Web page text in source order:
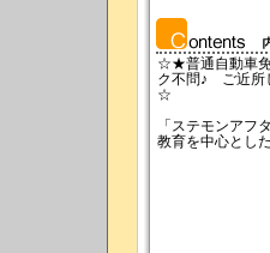
☆★普通自動車免
ク不問♪ ご近所
☆
「ステモンアフ
教育を中心とし